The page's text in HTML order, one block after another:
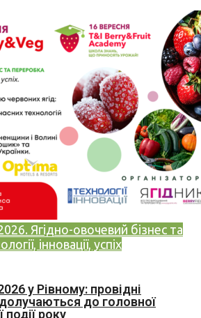
Ягідно-овочевий бізнес та
інновації, успіх
у Рівному: провідні
долучаються до головної
події року